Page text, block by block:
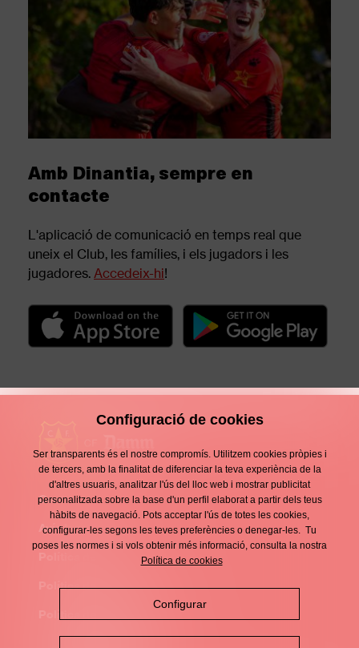
Amb Dinantia, sempre en
contacte
L'aplicació de comunicació en temps real que
uneix el Club, les famílies, i els jugadors i les
jugadores. Accedeix-hi!
Enllaços
d'interès
Contacte
Footer
Avís legal
Política de privacitat
Política de cookies
Configuració de cookies
Ser transparents és el nostre compromís. Utilitzem cookies pròpies i
de tercers, amb la finalitat de diferenciar la teva experiència de la
d'altres usuaris, analitzar l'ús del lloc web i mostrar publicitat
personalitzada sobre la base d'un perfil elaborat a partir dels teus
hàbits de navegació. Pots acceptar l'ús de totes les cookies,
configurar-les segons les teves preferències o denegar-les. Tu
poses les normes i si vols obtenir més informació, consulta la nostra
Política de cookies
Configurar